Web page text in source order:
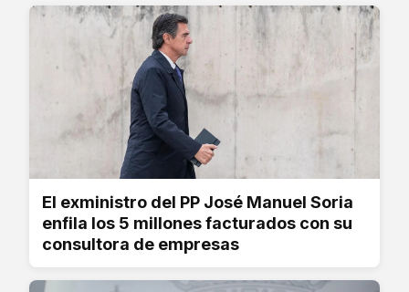
El exministro del PP José Manuel Soria
enfila los 5 millones facturados con su
consultora de empresas